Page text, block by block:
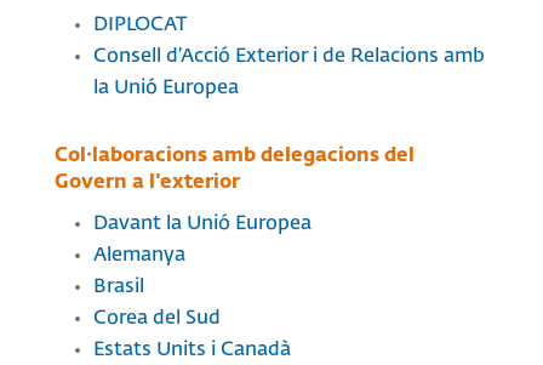
DIPLOCAT
Consell d’Acció Exterior i de Relacions amb
la Unió Europea
Col·laboracions amb delegacions del
Govern a l’exterior
Davant la Unió Europea
Alemanya
Brasil
Corea del Sud
Estats Units i Canadà